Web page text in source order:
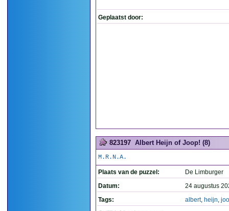
Geplaatst door:
823197 Albert Heijn of Joop! (8)
M.R.N.A.
Plaats van de puzzel:
De Limburger
Datum:
24 augustus
Tags:
albert, heijn,